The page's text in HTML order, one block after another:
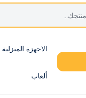
الاجهزة المنزلية
ألعاب